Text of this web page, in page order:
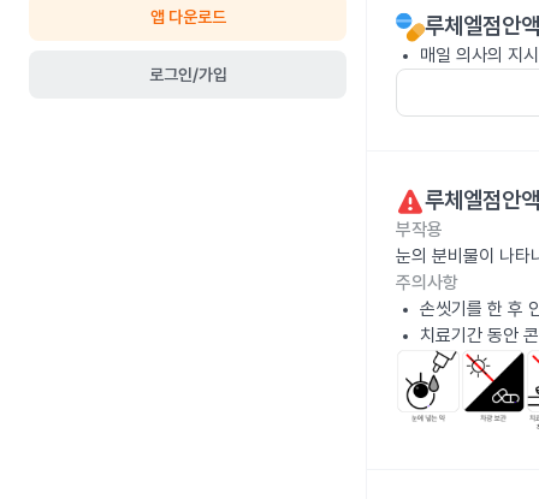
앱 다운로드
로그인/가입
루체엘점안
매일 의사의 지
루체엘점안
부작용
눈의 분비물이 나타
주의사항
손씻기를 한 후
치료기간 동안